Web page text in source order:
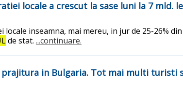
locale a crescut la sase luni la 7 mld.
inseamna, mai mereu, in jur de 25-26%
de stat. ...continuare.
prajitura in Bulgaria. Tot mai multi